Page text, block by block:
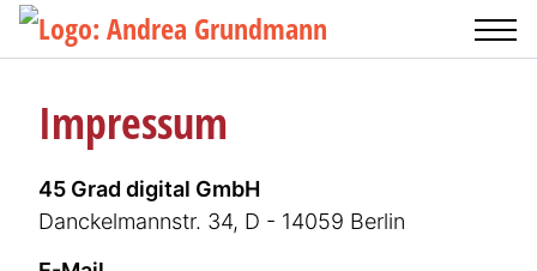
Impressum
45 Grad digital GmbH
Danckel­mannstr. 34, D - 14059 Berlin